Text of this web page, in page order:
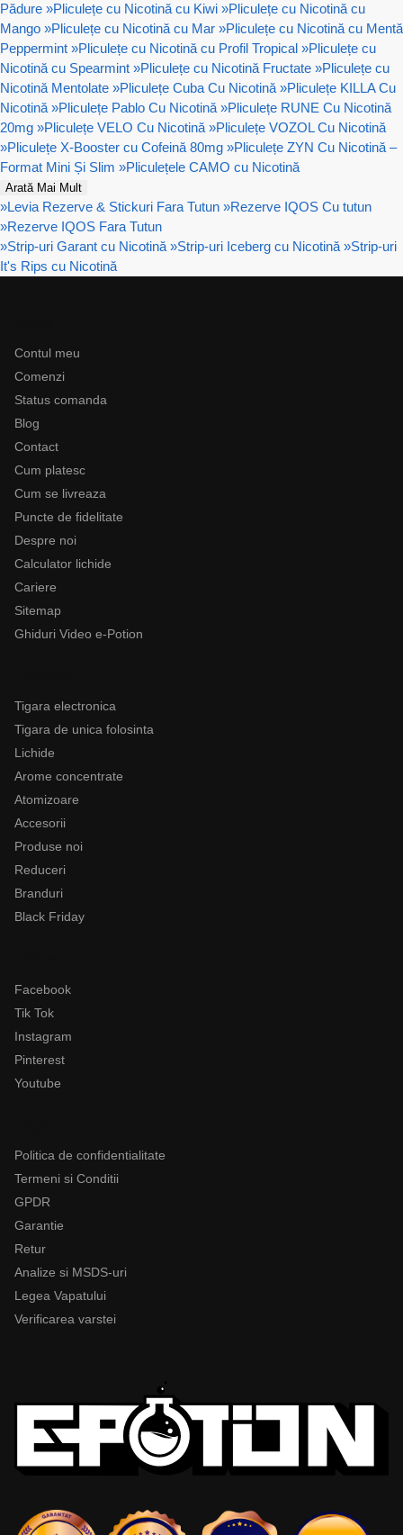
Pădure »Pliculețe cu Nicotină cu Kiwi »Pliculețe cu Nicotină cu
Mango »Pliculețe cu Nicotină cu Mar »Pliculețe cu Nicotină cu Mentă
Peppermint »Pliculețe cu Nicotină cu Profil Tropical »Pliculețe cu
Nicotină cu Spearmint »Pliculețe cu Nicotină Fructate »Pliculețe cu
Nicotină Mentolate »Pliculețe Cuba Cu Nicotină »Pliculețe KILLA Cu
Nicotină »Pliculețe Pablo Cu Nicotină »Pliculețe RUNE Cu Nicotină
20mg »Pliculețe VELO Cu Nicotină »Pliculețe VOZOL Cu Nicotină
»Pliculețe X-Booster cu Cofeină 80mg »Pliculețe ZYN Cu Nicotină –
Format Mini Și Slim »Pliculețele CAMO cu Nicotină
Arată Mai Mult
»Levia Rezerve & Stickuri Fara Tutun »Rezerve IQOS Cu tutun
»Rezerve IQOS Fara Tutun
»Strip-uri Garant cu Nicotină »Strip-uri Iceberg cu Nicotină »Strip-uri
It's Rips cu Nicotină
Contul meu
Comenzi
Status comanda
Blog
Contact
Cum platesc
Cum se livreaza
Puncte de fidelitate
Despre noi
Calculator lichide
Cariere
Sitemap
Ghiduri Video e-Potion
Tigara electronica
Tigara de unica folosinta
Lichide
Arome concentrate
Atomizoare
Accesorii
Produse noi
Reduceri
Branduri
Black Friday
Facebook
Tik Tok
Instagram
Pinterest
Youtube
Politica de confidentialitate
Termeni si Conditii
GPDR
Garantie
Retur
Analize si MSDS-uri
Legea Vapatului
Verificarea varstei